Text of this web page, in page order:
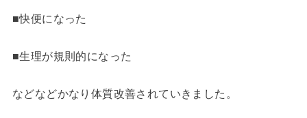
■快便になった
■生理が規則的になった
などなどかなり体質改善されていきました。